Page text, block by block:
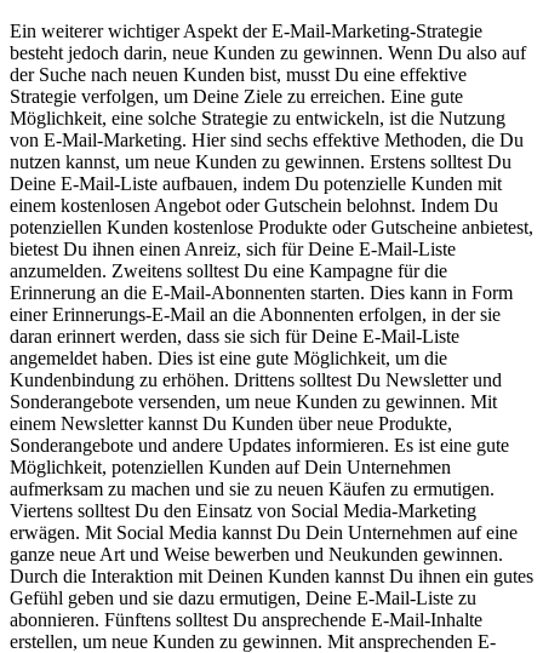
Ein weiterer wichtiger Aspekt der E-Mail-Marketing-Strategie
besteht jedoch darin, neue Kunden zu gewinnen. Wenn Du also auf
der Suche nach neuen Kunden bist, musst Du eine effektive
Strategie verfolgen, um Deine Ziele zu erreichen. Eine gute
Möglichkeit, eine solche Strategie zu entwickeln, ist die Nutzung
von E-Mail-Marketing. Hier sind sechs effektive Methoden, die Du
nutzen kannst, um neue Kunden zu gewinnen. Erstens solltest Du
Deine E-Mail-Liste aufbauen, indem Du potenzielle Kunden mit
einem kostenlosen Angebot oder Gutschein belohnst. Indem Du
potenziellen Kunden kostenlose Produkte oder Gutscheine anbietest,
bietest Du ihnen einen Anreiz, sich für Deine E-Mail-Liste
anzumelden. Zweitens solltest Du eine Kampagne für die
Erinnerung an die E-Mail-Abonnenten starten. Dies kann in Form
einer Erinnerungs-E-Mail an die Abonnenten erfolgen, in der sie
daran erinnert werden, dass sie sich für Deine E-Mail-Liste
angemeldet haben. Dies ist eine gute Möglichkeit, um die
Kundenbindung zu erhöhen. Drittens solltest Du Newsletter und
Sonderangebote versenden, um neue Kunden zu gewinnen. Mit
einem Newsletter kannst Du Kunden über neue Produkte,
Sonderangebote und andere Updates informieren. Es ist eine gute
Möglichkeit, potenziellen Kunden auf Dein Unternehmen
aufmerksam zu machen und sie zu neuen Käufen zu ermutigen.
Viertens solltest Du den Einsatz von Social Media-Marketing
erwägen. Mit Social Media kannst Du Dein Unternehmen auf eine
ganze neue Art und Weise bewerben und Neukunden gewinnen.
Durch die Interaktion mit Deinen Kunden kannst Du ihnen ein gutes
Gefühl geben und sie dazu ermutigen, Deine E-Mail-Liste zu
abonnieren. Fünftens solltest Du ansprechende E-Mail-Inhalte
erstellen, um neue Kunden zu gewinnen. Mit ansprechenden E-